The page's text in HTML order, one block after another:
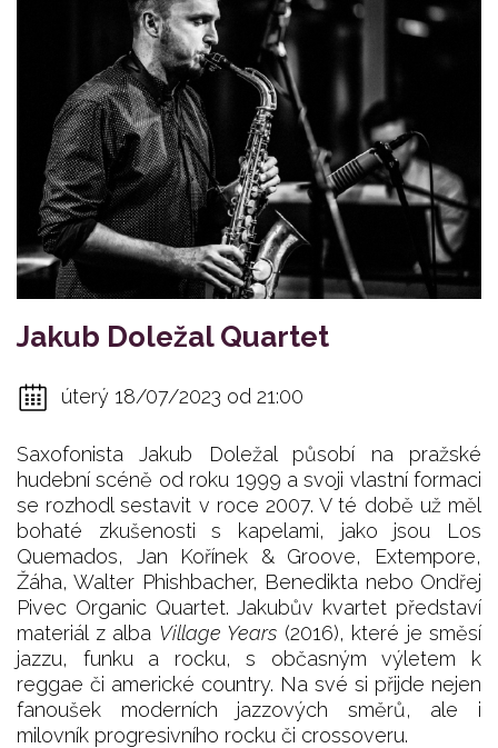
Jakub Doležal Quartet
úterý 18/07/2023 od 21:00
Saxofonista Jakub Doležal působí na pražské
hudební scéně od roku 1999 a svoji vlastní formaci
se rozhodl sestavit v roce 2007. V té době už měl
bohaté zkušenosti s kapelami, jako jsou Los
Quemados, Jan Kořínek & Groove, Extempore,
Žáha, Walter Phishbacher, Benedikta nebo Ondřej
Pivec Organic Quartet. Jakubův kvartet představí
materiál z alba Village Years (2016), které je směsí
jazzu, funku a rocku, s občasným výletem k
reggae či americké country. Na své si přijde nejen
fanoušek moderních jazzových směrů, ale i
milovník progresivního rocku či crossoveru.